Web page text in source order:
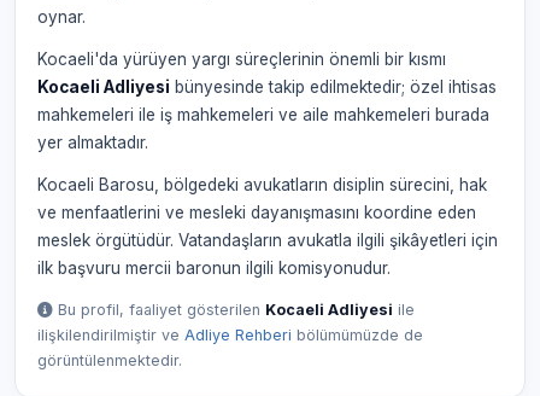
oynar.
Kocaeli'da yürüyen yargı süreçlerinin önemli bir kısmı
Kocaeli Adliyesi bünyesinde takip edilmektedir; özel ihtisas
mahkemeleri ile iş mahkemeleri ve aile mahkemeleri burada
yer almaktadır.
Kocaeli Barosu, bölgedeki avukatların disiplin sürecini, hak
ve menfaatlerini ve mesleki dayanışmasını koordine eden
meslek örgütüdür. Vatandaşların avukatla ilgili şikâyetleri için
ilk başvuru mercii baronun ilgili komisyonudur.
Bu profil, faaliyet gösterilen Kocaeli Adliyesi ile
ilişkilendirilmiştir ve Adliye Rehberi bölümümüzde de
görüntülenmektedir.